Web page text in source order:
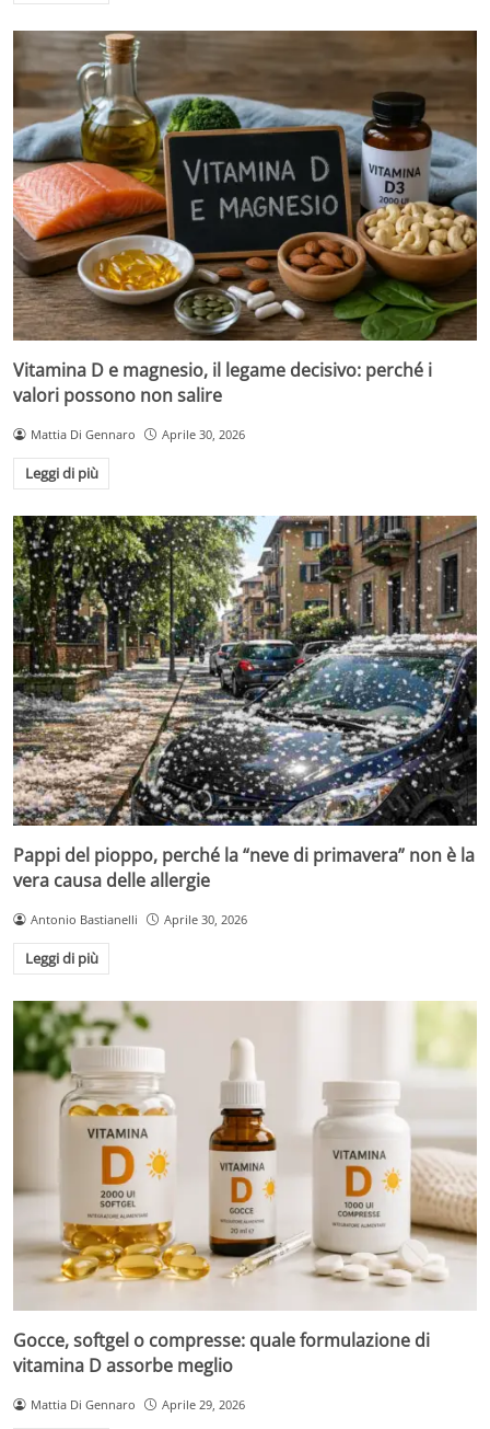
Vitamina D e magnesio, il legame decisivo: perché i
valori possono non salire
Mattia Di Gennaro Aprile 30, 2026
Leggi di più
Pappi del pioppo, perché la “neve di primavera” non è la
vera causa delle allergie
Antonio Bastianelli Aprile 30, 2026
Leggi di più
Gocce, softgel o compresse: quale formulazione di
vitamina D assorbe meglio
Mattia Di Gennaro Aprile 29, 2026